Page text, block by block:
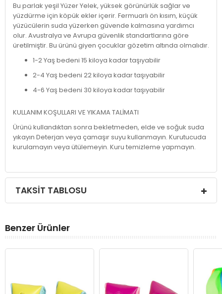
Bu parlak yeşil Yüzer Yelek, yüksek görünürlük sağlar ve
yüzdürme için köpük ekler içerir. Fermuarlı ön kısım, küçük
yüzücülerin suda yüzerken güvende kalmasına yardımcı
olur. Avustralya ve Avrupa güvenlik standartlarına göre
üretilmiştir. Bu ürünü giyen çocuklar gözetim altında olmalıdır.
1-2 Yaş bedeni 15 kiloya kadar taşıyabilir
2-4 Yaş bedeni 22 kiloya kadar taşıyabilir
4-6 Yaş bedeni 30 kiloya kadar taşıyabilir
KULLANIM KOŞULLARI VE YIKAMA TALİMATI
Ürünü kullandıktan sonra bekletmeden, elde ve soğuk suda
yıkayın Deterjan veya çamaşır suyu kullanmayın. Kurutucuda
kurulamayın veya ütülemeyin. Kuru temizleme yapmayın.
TAKSIT TABLOSU
Benzer Ürünler